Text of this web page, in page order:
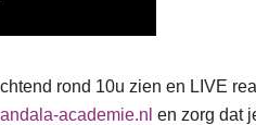
rond 10u zien en LIVE
academie.nl en zorg dat